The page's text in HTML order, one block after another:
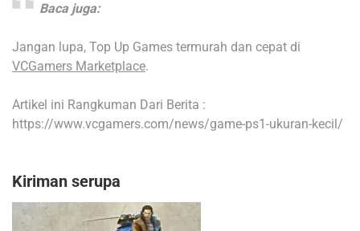
Baca juga:
Jangan lupa, Top Up Games termurah dan cepat di
VCGamers Marketplace.
Artikel ini Rangkuman Dari Berita :
https://www.vcgamers.com/news/game-ps1-ukuran-kecil/
Kiriman serupa